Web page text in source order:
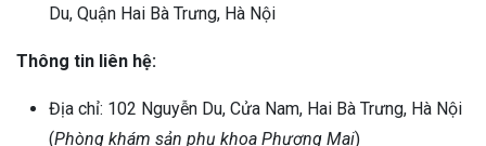
Du, Quận Hai Bà Trưng, Hà Nội
Thông tin liên hệ:
Địa chỉ: 102 Nguyễn Du, Cửa Nam, Hai Bà Trưng, Hà Nội
(Phòng khám sản phụ khoa Phương Mai)